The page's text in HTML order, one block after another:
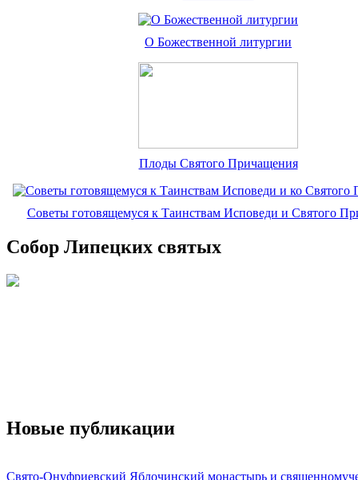
О Божественной литургии
Плоды Святого Причащения
Советы готовящемуся к Таинствам Исповеди и Святого
Собор Липецких святых
Новые публикации
Свято-Онуфриевский Яблочинский монастырь и